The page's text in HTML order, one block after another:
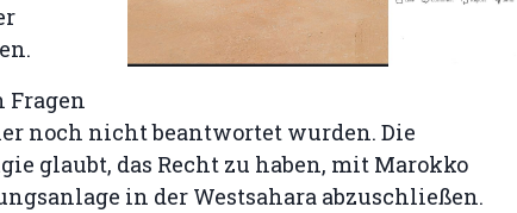
Fragen
noch nicht beantwortet wurden. Die
glaubt, das Recht zu haben, mit Marokko
in der Westsahara abzuschließen.